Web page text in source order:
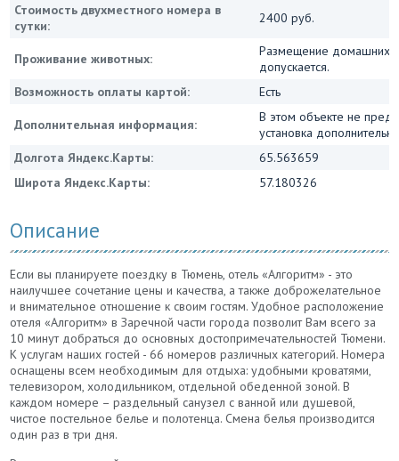
Стоимость двухместного номера в
сутки:
2400 руб.
Проживание животных:
Размещение домашних
допускается.
Возможность оплаты картой:
Есть
Дополнительная информация:
В этом объекте не
установка
Долгота Яндекс.Карты:
65.563659
Широта Яндекс.Карты:
57.180326
Описание
Если вы планируете поездку в Тюмень, отель «Алгоритм» - это
наилучшее сочетание цены и качества, а также доброжелательное
и внимательное отношение к своим гостям. Удобное расположение
отеля «Алгоритм» в Заречной части города позволит Вам всего за
10 минут добраться до основных достопримечательностей Тюмени.
К услугам наших гостей - 66 номеров различных категорий. Номера
оснащены всем необходимым для отдыха: удобными кроватями,
телевизором, холодильником, отдельной обеденной зоной. В
каждом номере – раздельный санузел с ванной или душевой,
чистое постельное белье и полотенца. Смена белья производится
один раз в три дня.